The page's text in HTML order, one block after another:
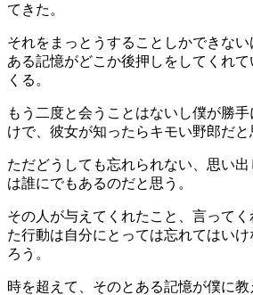
てきた。
それをまっとうすることしかできな
ある記憶がどこか後押しをしてくれ
くる。
もう二度と会うことはないし僕が勝
けで、彼女が知ったらキモい野郎だと
ただどうしても忘れられない、思い
は誰にでもあるのだと思う。
その人が与えてくれたこと、言って
た行動は自分にとっては忘れてはい
ろう。
時を超えて、そのとある記憶が僕に教